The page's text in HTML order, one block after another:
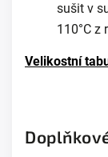
sušit v
110°C z
Velikostní